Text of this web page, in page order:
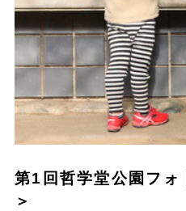
第1回哲学堂公園フォ
＞